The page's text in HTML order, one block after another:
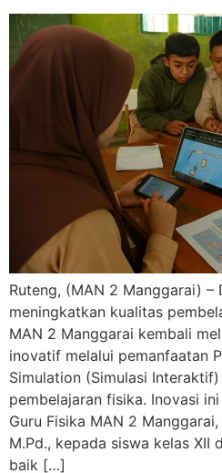
Ruteng, (MAN 2 Manggarai) –
meningkatkan kualitas
MAN 2 Manggarai kembali
inovatif melalui pemanfaatan
Simulation (Simulasi
pembelajaran fisika. Inovasi
Guru Fisika MAN 2
M.Pd., kepada siswa kelas XII
baik […]